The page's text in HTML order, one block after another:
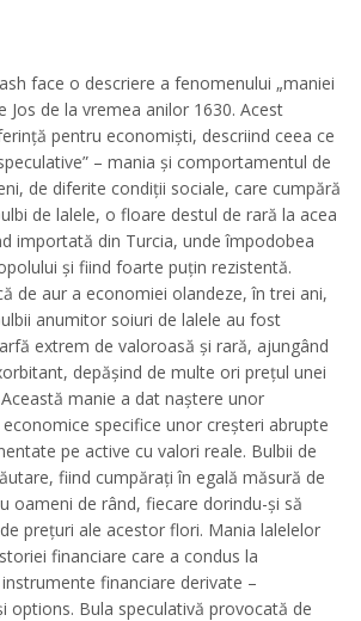
face o descriere a fenomenului „maniei
Jos de la vremea anilor 1630. Acest
pentru economiști, descriind ceea ce
– mania și comportamentul de
de diferite condiții sociale, care cumpără
de lalele, o floare destul de rară la acea
importată din Turcia, unde împodobea
și fiind foarte puțin rezistentă.
de aur a economiei olandeze, în trei ani,
anumitor soiuri de lalele au fost
extrem de valoroasă și rară, ajungând
depășind de multe ori prețul unei
manie a dat naștere unor
specifice unor creșteri abrupte
pe active cu valori reale. Bulbii de
fiind cumpărați în egală măsură de
oameni de rând, fiecare dorindu-și să
prețuri ale acestor flori. Mania lalelelor
financiare care a condus la
financiare derivate –
options. Bula speculativă provocată de